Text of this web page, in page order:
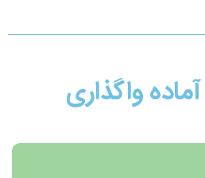
واگذاری​